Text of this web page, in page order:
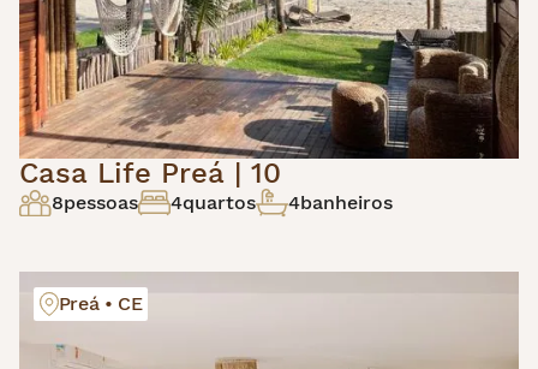
Casa Life Preá | 10
8pessoas 4quartos 4banheiros
Preá • CE